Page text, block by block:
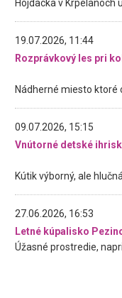
19.07.2026, 11:44
Rozprávkový les pri
09.07.2026, 15:15
27.06.2026, 16:53
Letné kúpalisko